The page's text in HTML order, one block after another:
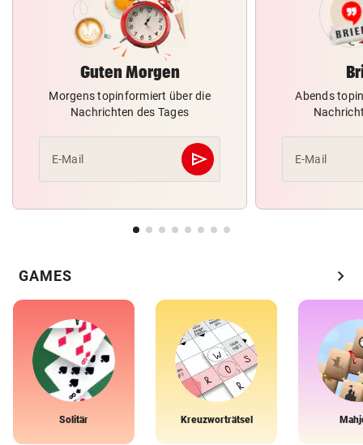
Guten Morgen
Morgens topinformiert über die
Nachrichten des Tages
E-Mail send
Abschicken
Abends
E-Mail
GAMES chevron_right
Solitär Kreuzworträtsel